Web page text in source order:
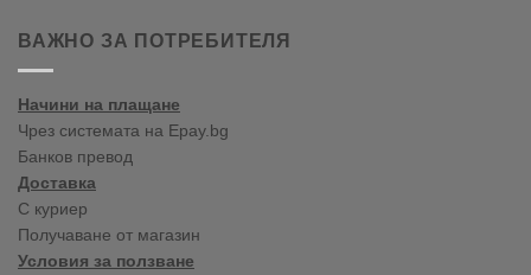
Лято
пролет-
ВАЖНО ЗА ПОТРЕБИТЕЛЯ
Начини на плащане
Чрез системата на Epay.bg
Банков превод
Доставка
С куриер
Получаване от магазин
Условия за ползване